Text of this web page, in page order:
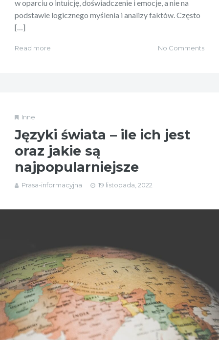
w oparciu o intuicję, doświadczenie i emocje, a nie na
podstawie logicznego myślenia i analizy faktów. Często
[…]
Read more No Comments
Inne
Języki świata – ile ich jest
oraz jakie są
najpopularniejsze
Prasa-informacyjna 19 listopada, 2022